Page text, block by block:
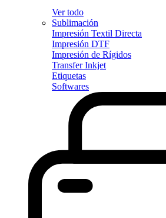
Ver todo
Sublimación
Impresión Textil Directa
Impresión DTF
Impresión de Rígidos
Transfer Inkjet
Etiquetas
Softwares